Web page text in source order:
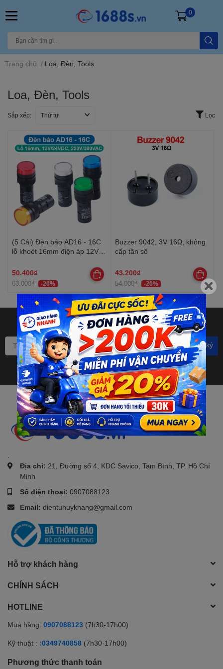
0
Trang chủ / Loa, Đèn, Tools
Loa, Đèn, Tools
Sắp xếp: Thứ tự Lọc
(5 Cái) Đèn báo AD16 - 16C
lỗ khoét 16mm điện áp 12V,
50.400₫
63.000₫ -20%
Buzzer 9042, 3V 16Ω, không
cấp tần số
43.200₫
54.000₫ -20%
Bạn muốn nhận khuyến mãi
đặc biệt? Đăng ký ngay.
Đăng ký
Địa chỉ: 21, Đường số 4, KDC Savico, Tam Bình, TP. Hồ Chí
Minh
Số điện thoại: 0907088123
Email: dientuhuykhang@gmail.com
Hỗ trợ khách hàng
CHÍNH SÁCH
HOTLINE
Mua hàng: 0907088123 (7h30-17h00)
Kỹ thuật : :0349740858 (7h30-17h00)
Phương thức thanh toán